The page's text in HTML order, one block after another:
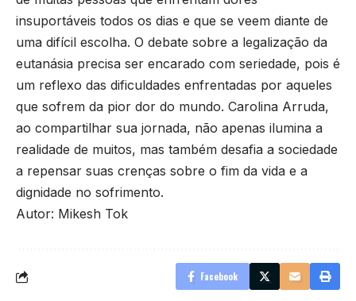
insuportáveis todos os dias e que se veem diante de
uma difícil escolha. O debate sobre a legalização da
eutanásia precisa ser encarado com seriedade, pois é
um reflexo das dificuldades enfrentadas por aqueles
que sofrem da pior dor do mundo. Carolina Arruda,
ao compartilhar sua jornada, não apenas ilumina a
realidade de muitos, mas também desafia a sociedade
a repensar suas crenças sobre o fim da vida e a
dignidade no sofrimento.
Autor: Mikesh Tok
Facebook